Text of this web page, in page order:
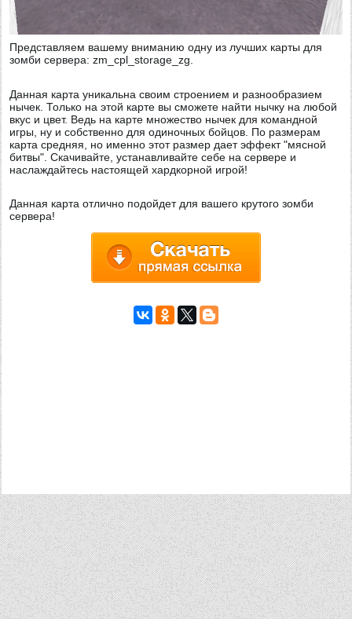
Представляем вашему вниманию одну из лучших карты для
зомби сервера: zm_cpl_storage_zg.
Данная карта уникальна своим строением и разнообразием
нычек. Только на этой карте вы сможете найти нычку на любой
вкус и цвет. Ведь на карте множество нычек для командной
игры, ну и собственно для одиночных бойцов. По размерам
карта средняя, но именно этот размер дает эффект "мясной
битвы". Скачивайте, устанавливайте себе на сервере и
наслаждайтесь настоящей хардкорной игрой!
Данная карта отлично подойдет для вашего крутого зомби
сервера!